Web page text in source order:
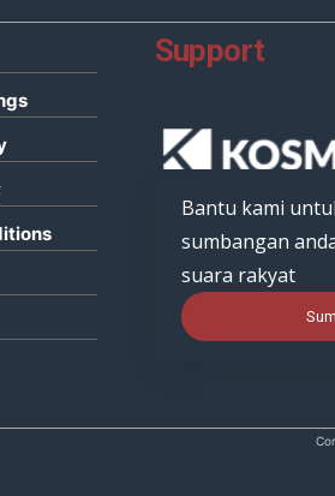
Support
Bantu kami
sumbangan
suara rakyat